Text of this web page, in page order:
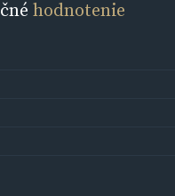
hodnotenie